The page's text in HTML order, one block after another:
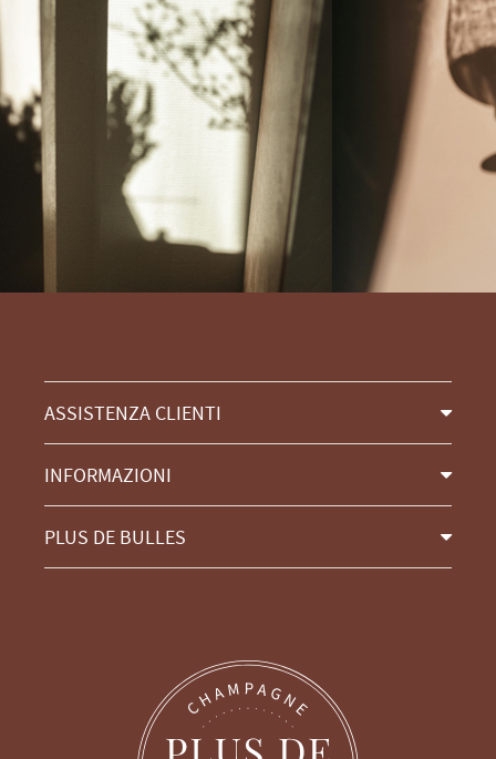
ASSISTENZA CLIENTI
INFORMAZIONI
PLUS DE BULLES